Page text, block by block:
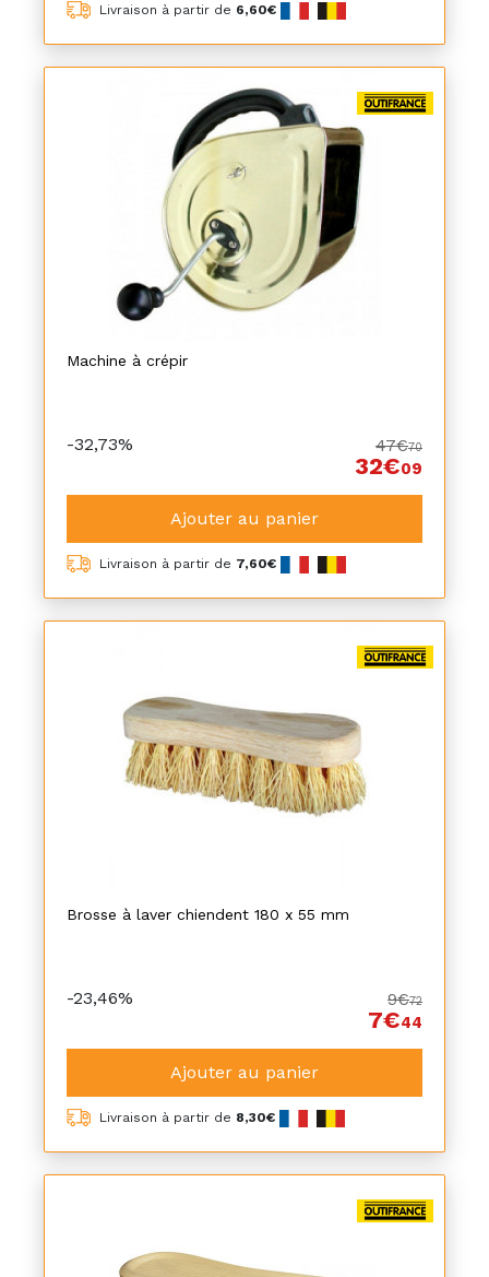
Livraison à partir de 6,60€
Machine à crépir
-32,73% 47€70
32€09
Ajouter au panier
Livraison à partir de 7,60€
Brosse à laver chiendent 180 x 55 mm
-23,46% 9€72
7€44
Ajouter au panier
Livraison à partir de 8,30€